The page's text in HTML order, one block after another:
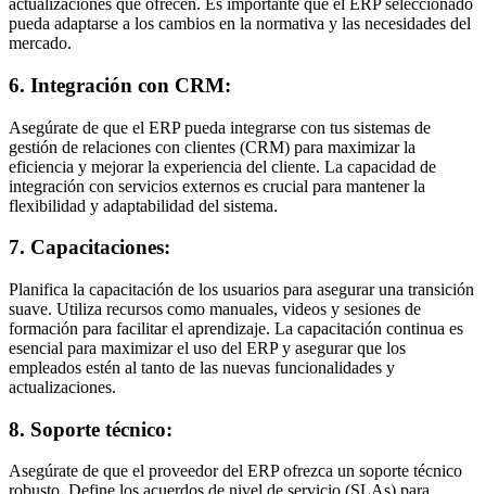
actualizaciones que ofrecen. Es importante que el ERP seleccionado
pueda adaptarse a los cambios en la normativa y las necesidades del
mercado.
6. Integración con CRM:
Asegúrate de que el ERP pueda integrarse con tus sistemas de
gestión de relaciones con clientes (CRM) para maximizar la
eficiencia y mejorar la experiencia del cliente. La capacidad de
integración con servicios externos es crucial para mantener la
flexibilidad y adaptabilidad del sistema.
7. Capacitaciones:
Planifica la capacitación de los usuarios para asegurar una transición
suave. Utiliza recursos como manuales, videos y sesiones de
formación para facilitar el aprendizaje. La capacitación continua es
esencial para maximizar el uso del ERP y asegurar que los
empleados estén al tanto de las nuevas funcionalidades y
actualizaciones.
8. Soporte técnico:
Asegúrate de que el proveedor del ERP ofrezca un soporte técnico